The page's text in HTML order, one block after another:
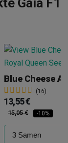
Blue Cheese
(16)
13,55 €
15,05 € -10%